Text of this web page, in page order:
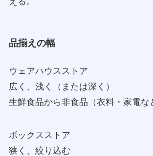
品揃えの幅
ウェアハウスストア
広く、浅く（または深く）
生鮮食品から非食品（衣料・家電な
ボックスストア
狭く、絞り込む